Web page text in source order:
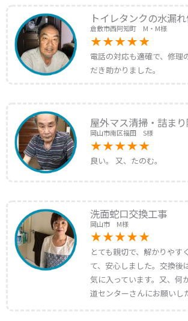
トイレタンクの水漏
倉敷市西阿知町 M・M様
電話の対応も適確で、修理
だき助かりました。
屋外マス清掃・詰ま
岡山市南区福田 S様
良い。 又、たのむ。
洗面蛇口交換工事
岡山市 M様
とても親切で、解かりやす
て、安心しました。交換後
気に入っています。又、何
道センターさんにお願いし